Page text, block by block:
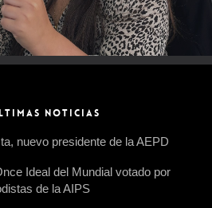
NOTICIAS
nuevo presidente de la AEPD
Ideal del Mundial votado por
de la AIPS